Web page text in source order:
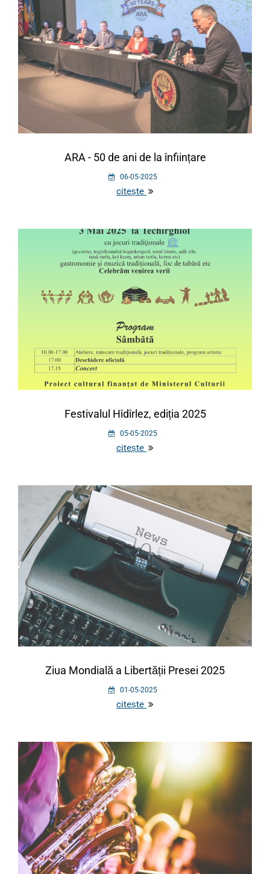
ARA - 50 de ani de la înființare
06-05-2025
citește
Festivalul Hîdîrlez, ediția 2025
05-05-2025
citește
Ziua Mondială a Libertății Presei 2025
01-05-2025
citește